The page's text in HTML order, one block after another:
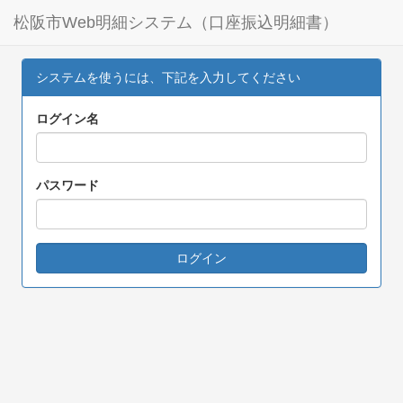
松阪市Web明細システム（口座振込明細書）
システムを使うには、下記を入力してください
ログイン名
パスワード